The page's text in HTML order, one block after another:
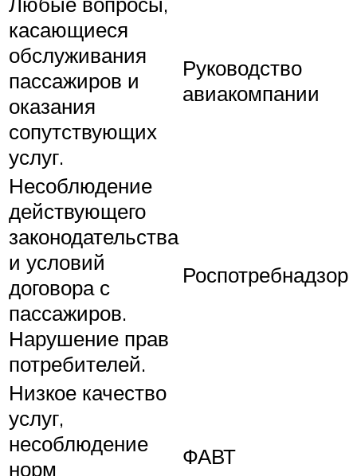
касающиеся
обслуживания
пассажиров и
оказания
сопутствующих
услуг.
Руководство
авиакомпании
Несоблюдение
действующего
законодательства
и условий
договора с
пассажиров.
Нарушение прав
потребителей.
Роспотребнадзор
Низкое качество
услуг,
несоблюдение
норм
ФАВТ